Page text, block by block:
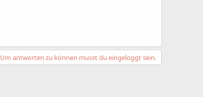
Um antworten zu können musst du eingeloggt sein.